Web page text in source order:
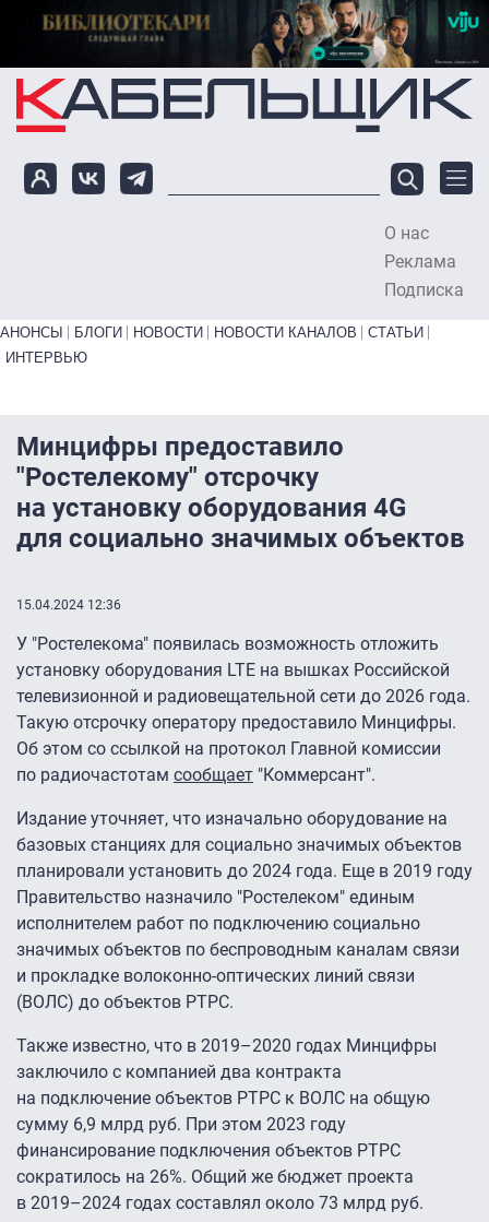
Перейти к основному содержанию
О нас
Реклама
Подписка
Primary links bottom
АНОНСЫ БЛОГИ НОВОСТИ НОВОСТИ КАНАЛОВ
СТАТЬИ
ИНТЕРВЬЮ
Минцифры предоставило
"Ростелекому" отсрочку
на установку оборудования 4G
для социально значимых объектов
15.04.2024 12:36
У "Ростелекома" появилась возможность отложить
установку оборудования LTE на вышках Российской
телевизионной и радиовещательной сети до 2026 года.
Такую отсрочку оператору предоставило Минцифры.
Об этом со ссылкой на протокол Главной комиссии
по радиочастотам сообщает "Коммерсант".
Издание уточняет, что изначально оборудование на
базовых станциях для социально значимых объектов
планировали установить до 2024 года. Еще в 2019 году
Правительство назначило "Ростелеком" единым
исполнителем работ по подключению социально
значимых объектов по беспроводным каналам связи
и прокладке волоконно-оптических линий связи
(ВОЛС) до объектов РТРС.
Также известно, что в 2019–2020 годах Минцифры
заключило с компанией два контракта
на подключение объектов РТРС к ВОЛС на общую
сумму 6,9 млрд руб. При этом 2023 году
финансирование подключения объектов РТРС
сократилось на 26%. Общий же бюджет проекта
в 2019–2024 годах составлял около 73 млрд руб.